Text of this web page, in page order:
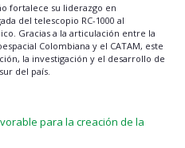
fortalece su liderazgo en
del telescopio RC-1000 al
Gracias a la articulación entre la
Colombiana y el CATAM, este
la investigación y el desarrollo de
del país.
para la creación de la